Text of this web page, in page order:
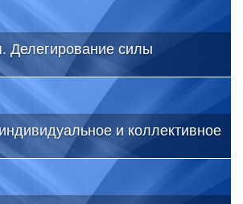
Делегирование силы
и коллективное